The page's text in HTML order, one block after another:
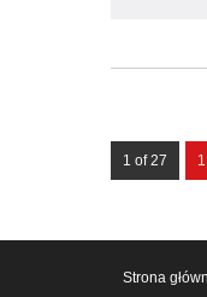
1 of 27 1
Strona